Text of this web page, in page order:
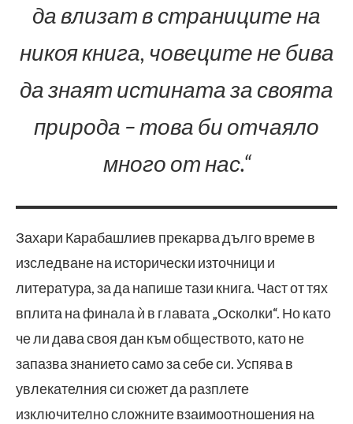
да влизат в страниците на
никоя книга, човеците не бива
да знаят истината за своята
природа – това би отчаяло
много от нас.“
Захари Карабашлиев прекарва дълго време в
изследване на исторически източници и
литература, за да напише тази книга. Част от тях
вплита на финала ѝ в главата „Осколки“. Но като
че ли дава своя дан към обществото, като не
запазва знанието само за себе си. Успява в
увлекателния си сюжет да разплете
изключително сложните взаимоотношения на